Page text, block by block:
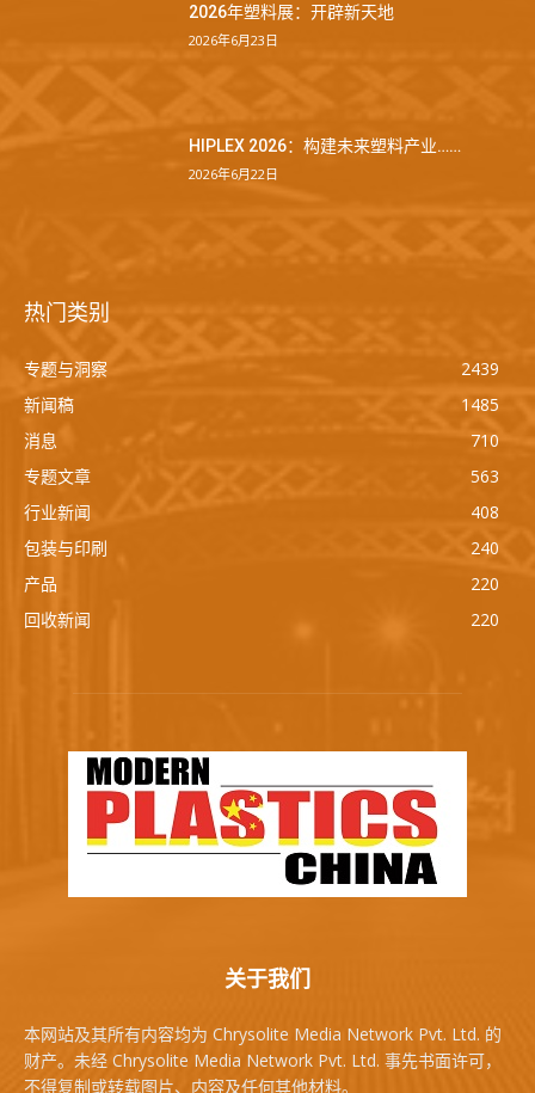
2026年塑料展：开辟新天地
2026年6月23日
HIPLEX 2026：构建未来塑料产业……
2026年6月22日
热门类别
专题与洞察
2439
新闻稿
1485
消息
710
专题文章
563
行业新闻
408
包装与印刷
240
产品
220
回收新闻
220
关于我们
本网站及其所有内容均为 Chrysolite Media Network Pvt. Ltd. 的
财产。未经 Chrysolite Media Network Pvt. Ltd. 事先书面许可，
不得复制或转载图片、内容及任何其他材料。